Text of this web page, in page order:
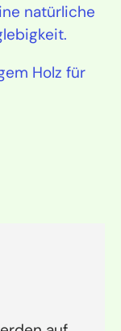
natürliche
Holz für